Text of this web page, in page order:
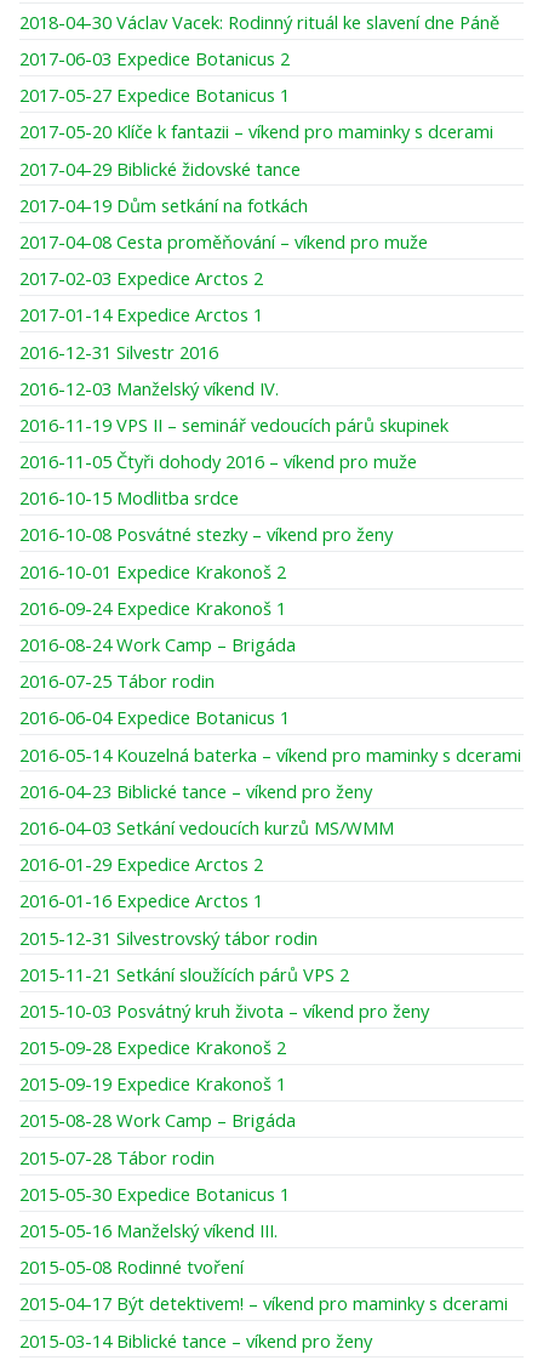
2018-04-30 Václav Vacek: Rodinný rituál ke slavení dne Páně
2017-06-03 Expedice Botanicus 2
2017-05-27 Expedice Botanicus 1
2017-05-20 Klíče k fantazii – víkend pro maminky s dcerami
2017-04-29 Biblické židovské tance
2017-04-19 Dům setkání na fotkách
2017-04-08 Cesta proměňování – víkend pro muže
2017-02-03 Expedice Arctos 2
2017-01-14 Expedice Arctos 1
2016-12-31 Silvestr 2016
2016-12-03 Manželský víkend IV.
2016-11-19 VPS II – seminář vedoucích párů skupinek
2016-11-05 Čtyři dohody 2016 – víkend pro muže
2016-10-15 Modlitba srdce
2016-10-08 Posvátné stezky – víkend pro ženy
2016-10-01 Expedice Krakonoš 2
2016-09-24 Expedice Krakonoš 1
2016-08-24 Work Camp – Brigáda
2016-07-25 Tábor rodin
2016-06-04 Expedice Botanicus 1
2016-05-14 Kouzelná baterka – víkend pro maminky s dcerami
2016-04-23 Biblické tance – víkend pro ženy
2016-04-03 Setkání vedoucích kurzů MS/WMM
2016-01-29 Expedice Arctos 2
2016-01-16 Expedice Arctos 1
2015-12-31 Silvestrovský tábor rodin
2015-11-21 Setkání sloužících párů VPS 2
2015-10-03 Posvátný kruh života – víkend pro ženy
2015-09-28 Expedice Krakonoš 2
2015-09-19 Expedice Krakonoš 1
2015-08-28 Work Camp – Brigáda
2015-07-28 Tábor rodin
2015-05-30 Expedice Botanicus 1
2015-05-16 Manželský víkend III.
2015-05-08 Rodinné tvoření
2015-04-17 Být detektivem! – víkend pro maminky s dcerami
2015-03-14 Biblické tance – víkend pro ženy